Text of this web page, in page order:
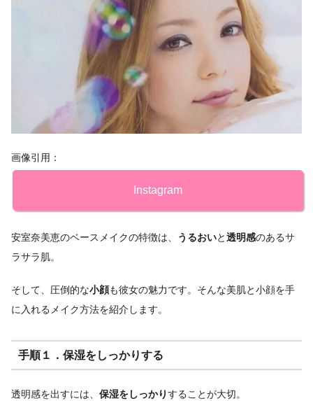
画像引用：
Instagram
安室奈美恵のベースメイクの特徴は、 うるおいと透明感のあるサ
ラサラ肌。
そして、圧倒的な小顔も彼女の魅力です。そんな美肌と小顔を手
に入れるメイク方法を紹介します。
手順１．保湿をしっかりする
透明感を出すには、 保湿をしっかりすることが大切。